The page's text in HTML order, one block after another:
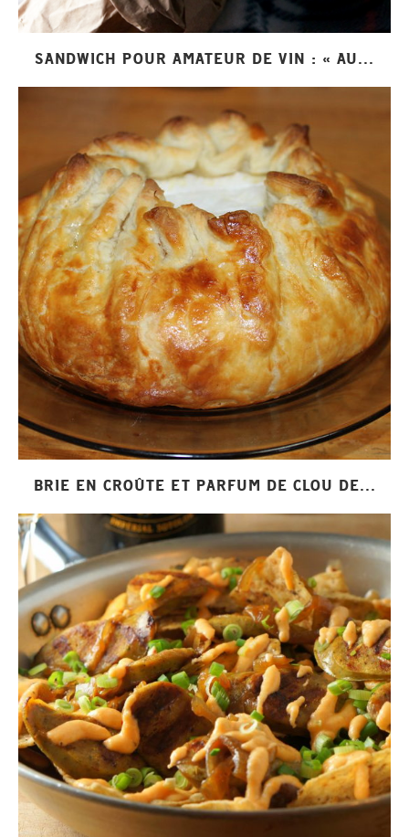
SANDWICH POUR AMATEUR DE VIN : « AU...
BRIE EN CROÛTE ET PARFUM DE CLOU DE...